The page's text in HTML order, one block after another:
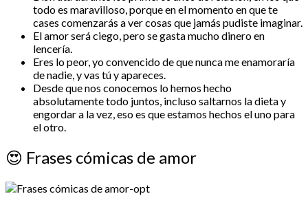
todo es maravilloso, porque en el momento en que te
cases comenzarás a ver cosas que jamás pudiste imaginar.
El amor será ciego, pero se gasta mucho dinero en
lencería.
Eres lo peor, yo convencido de que nunca me enamoraría
de nadie, y vas tú y apareces.
Desde que nos conocemos lo hemos hecho
absolutamente todo juntos, incluso saltarnos la dieta y
engordar a la vez, eso es que estamos hechos el uno para
el otro.
😍 Frases cómicas de amor